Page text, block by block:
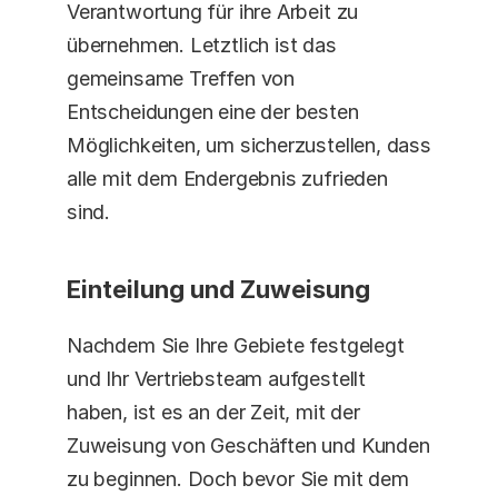
Verantwortung für ihre Arbeit zu
übernehmen. Letztlich ist das
gemeinsame Treffen von
Entscheidungen eine der besten
Möglichkeiten, um sicherzustellen, dass
alle mit dem Endergebnis zufrieden
sind.
Einteilung und Zuweisung
Nachdem Sie Ihre Gebiete festgelegt
und Ihr Vertriebsteam aufgestellt
haben, ist es an der Zeit, mit der
Zuweisung von Geschäften und Kunden
zu beginnen. Doch bevor Sie mit dem